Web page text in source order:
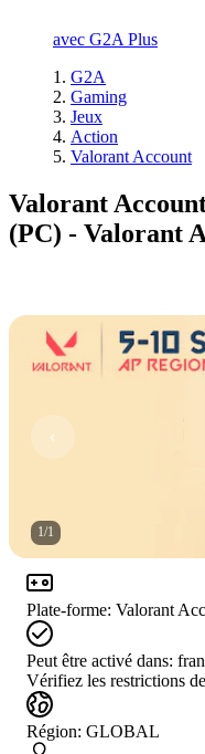
avec G2A Plus
G2A
Gaming
Jeux
Action
Valorant Account
Valorant
(PC) - Valorant
1/1
Plate-forme: Valorant
Peut être activé dans:
Vérifiez les restrictions
Région: GLOBAL